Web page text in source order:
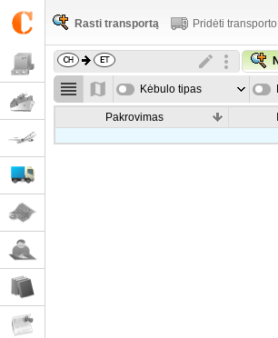
Rasti transportą Pridėti
Kėbulo tipas
Pakrovimas